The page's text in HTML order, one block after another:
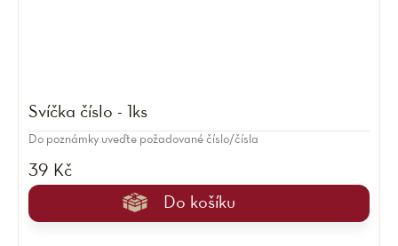
Svíčka číslo - 1ks
39 Kč
Do košíku
Do poznámky uveďte požadované číslo/čísla